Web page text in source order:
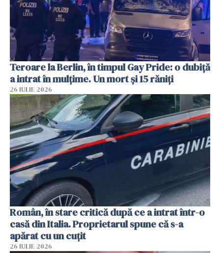
Teroare la Berlin, în timpul Gay Pride: o dubiță
a intrat în mulțime. Un mort și 15 răniți
26 IULIE 2026
Român, în stare critică după ce a intrat într-o
casă din Italia. Proprietarul spune că s-a
apărat cu un cuțit
26 IULIE 2026